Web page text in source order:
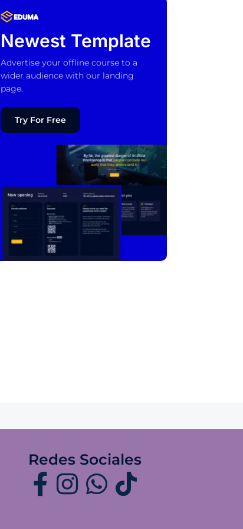
Newest Template
Advertise your offline course to a
wider audience with our landing
page.
Try For Free
Redes Sociales